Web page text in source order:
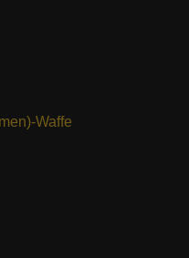
Waffe